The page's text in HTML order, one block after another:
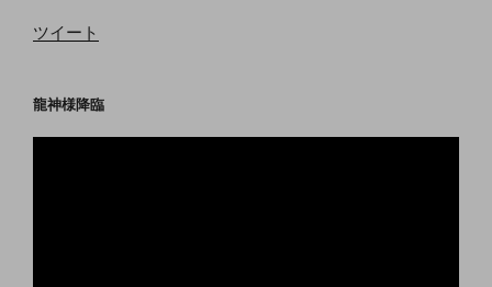
ツイート
龍神様降臨